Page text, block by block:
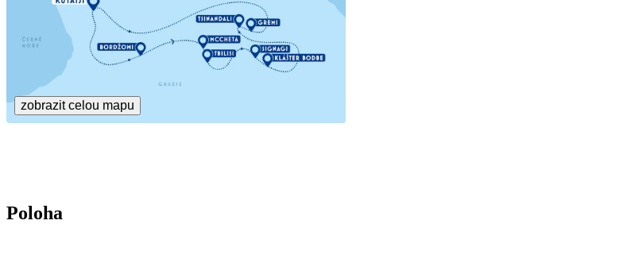
zobrazit celou mapu
Poloha